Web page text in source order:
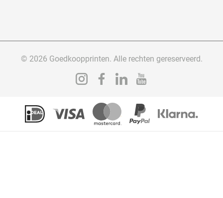
© 2026 Goedkoopprinten. Alle rechten gereserveerd.